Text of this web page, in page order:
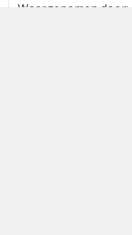
Waargenomen door: